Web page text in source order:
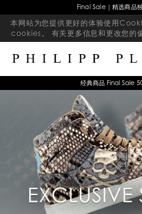
Final Sale｜精选商品
本网站为您提供更好的体验使用
cookies。 有关更多信息和更改您的
经典商品 Final Sale